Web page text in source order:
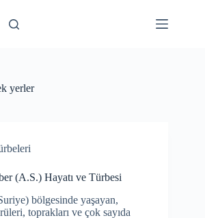
yerler
(A.S.) Hayatı ve Türbesi
bölgesinde yaşayan,
toprakları ve çok sayıda